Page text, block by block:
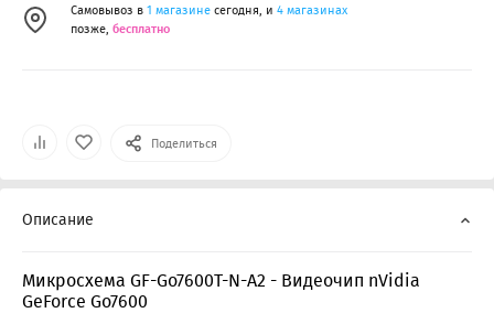
Поделиться
Самовывоз в 1 магазине сегодня, и 4 магазинах
позже, бесплатно
Описание
Микросхема GF-Go7600T-N-A2 - Видеочип nVidia
GeForce Go7600